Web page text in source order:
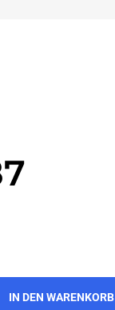
IN DEN WARENKORB